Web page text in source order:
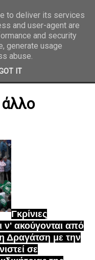
NET
Γκρίνιες
ν' ακούγονται από
Δραγάτση με την
σε
to deliver its services
and user-agent are
and security
generate usage
abuse.
IT